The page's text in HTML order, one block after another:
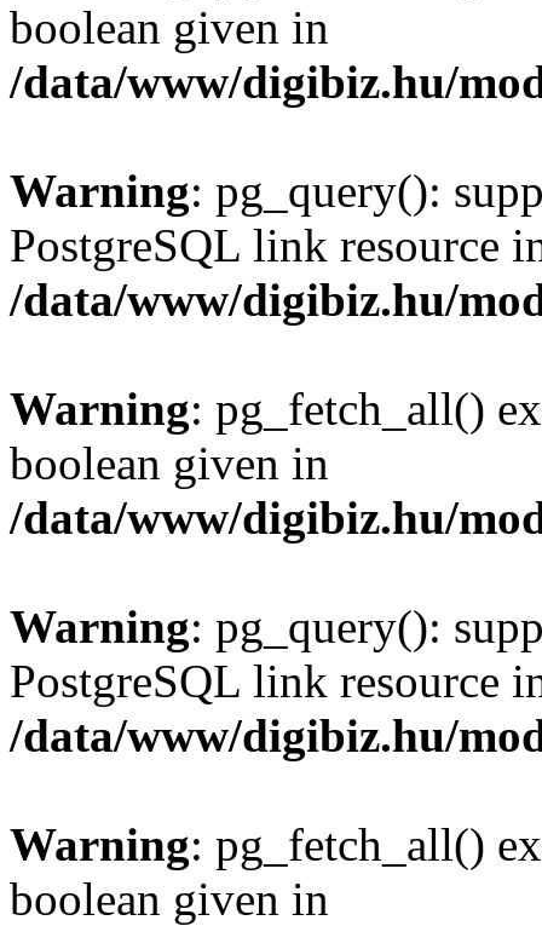
boolean given in
/data/www/digibiz.hu/
Warning: pg_query():
PostgreSQL link resource
/data/www/digibiz.hu/
Warning: pg_fetch_all()
boolean given in
/data/www/digibiz.hu/
Warning: pg_query():
PostgreSQL link resource
/data/www/digibiz.hu/
Warning: pg_fetch_all()
boolean given in